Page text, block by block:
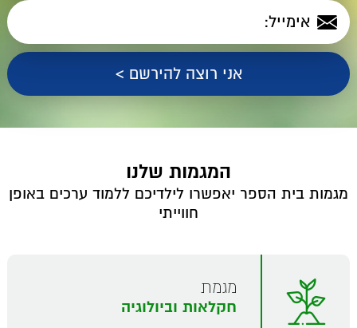
המגמות שלנו
מגמות בית הספר יאפשרו לילדיכם ללמוד ערכים באופן
חווייתי
מגמת
חקלאות וביולוגיה